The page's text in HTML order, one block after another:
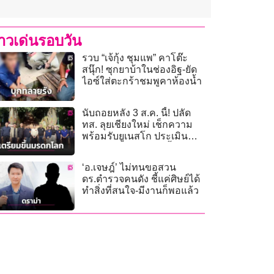
วเด่นรอบวัน
รวบ “เจ้กุ้ง ชุมแพ” คาโต๊ะ
สนุ๊ก! ซุกยาบ้าในช่องอิฐ-ยัด
ไอซ์ใส่ตะกร้าชมพูคาห้องน้ำ
นับถอยหลัง 3 ส.ค. นี้! ปลัด
ทส. ลุยเชียงใหม่ เช็กความ
พร้อมรับยูเนสโก ประเมิน
‘อ.เจษฎ์’ ไม่ทนขอสวน
ดร.ตำรวจคนดัง ชี้แค่ศิษย์ได้
ทำสิ่งที่สนใจ-มีงานก็พอแล้ว